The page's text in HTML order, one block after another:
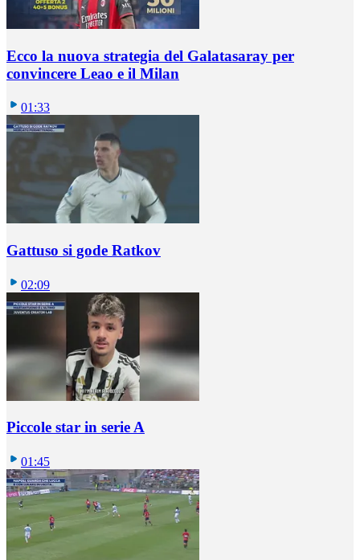
Ecco la nuova strategia del Galatasaray per
convincere Leao e il Milan
01:33
Gattuso si gode Ratkov
02:09
Piccole star in serie A
01:45